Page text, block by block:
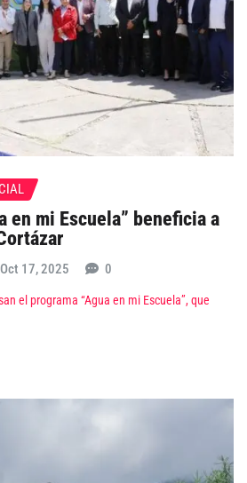
en mi Escuela” beneficia a
Oct 17, 2025 0
el programa “Agua en mi Escuela”, que